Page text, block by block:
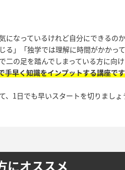
になっているけれど自分にできる
る」「独学では理解に時間がかかっ
の足を踏んでしまっている方に向
手早く知識をインプットする講座で
、1日でも早いスタートを切りましょ
にオススメ